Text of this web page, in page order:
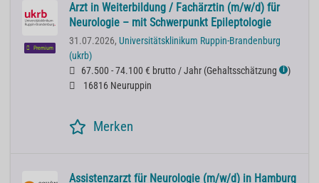
Premium
Arzt in Weiterbildung / Fachärztin (m/w/d) für
Neurologie – mit Schwerpunkt Epileptologie
31.07.2026, Universitätsklinikum Ruppin-Brandenburg
(ukrb)
67.500 - 74.100 € brutto / Jahr (Gehaltsschätzung ℹ )
16816 Neuruppin
Merken
Assistenzarzt für Neurologie (m/w/d) in Hamburg